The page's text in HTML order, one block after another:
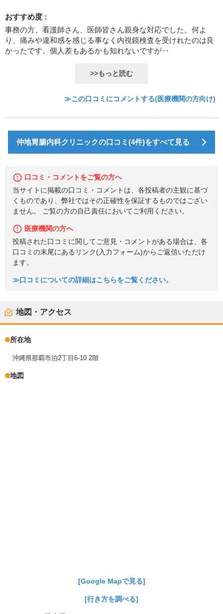
おすすめ度 :
事務の方、看護師さん、医師皆さん親身な対応でした。何よ
り、痛みや違和感を感じる事なく内視鏡検査を受けれたのは良
かったです。個人差もあるかも知れないですが‥
>>もっと読む
≫この口コミにコメントする(医療機関の方向け)
仲地胃腸内科クリニックの口コミ(4件)をすべて見る
口コミ・コメントをご覧の方へ
当サイトに掲載の口コミ・コメントは、各投稿者の主観に基づ
くものであり、弊社ではその正確性を保証するものではござい
ません。 ご覧の方の自己責任においてご利用ください。
医療機関の方へ
投稿された口コミに関してご意見・コメントがある場合は、各
口コミの末尾にあるリンク(入力フォーム)からご返信いただけ
ます。
≫口コミについての詳細はこちらをご覧ください。
地図・アクセス
所在地
沖縄県那覇市泊2丁目6-10 2階
地図
[Google Mapで見る]
[行き方を調べる]